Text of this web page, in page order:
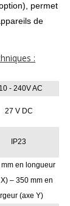
permet
de
:
- 240V AC
27 V DC
IP23
en longueur
– 350 mm en
(axe Y)